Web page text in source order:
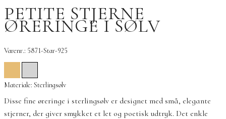
PETITE STJERNE
ØRERINGE I SØLV
Varenr.: 5871-Star-925
Materiale: Sterlingsølv
Disse fine øreringe i sterlingsølv er designet med små, elegante
stjerner, der giver smykket et let og poetisk udtryk. Det enkle